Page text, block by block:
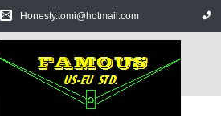
Honesty.tomi@hotmail.com